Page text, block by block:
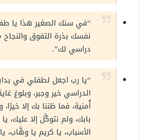
“في سنك الصغير هذا يا
نفسك بذرة التفوق
دراسي لك”.
“‏يا رب اجعل لطفلي في
الدراسي خير وجبر، وبلوغ
أُمنية، فما ظننا بك إلا خيرًا،
بابك، ولم نتوكَّل إلا عليك،
الأسباب، يا كريم يا وهَّاب،